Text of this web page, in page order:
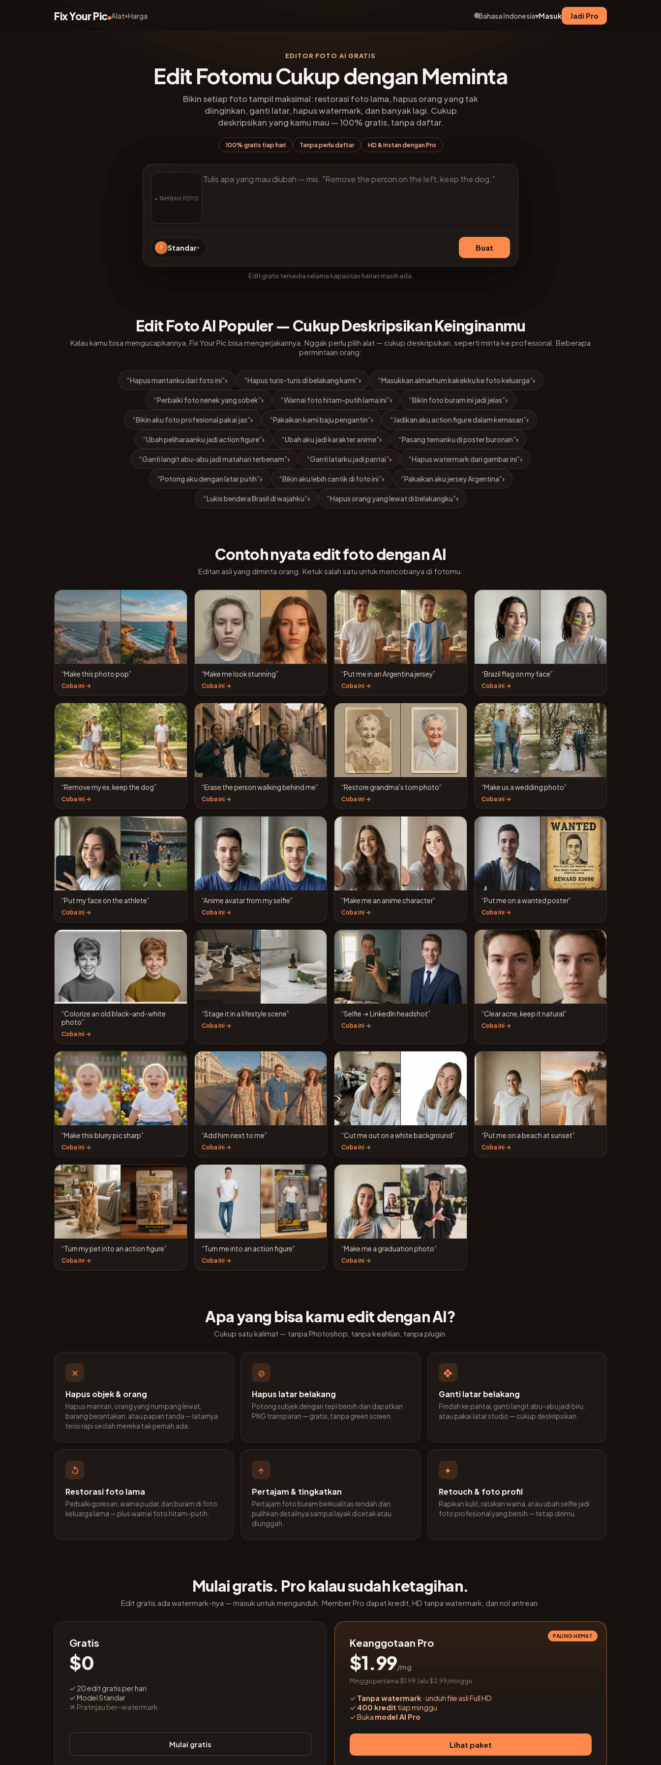
Fix Your Pic Alat▾Harga 🌐Bahasa Indonesia▾Masuk Jadi Pro
EDITOR FOTO AI GRATIS
Edit Fotomu Cukup dengan Meminta
Bikin setiap foto tampil maksimal: restorasi foto lama, hapus orang yang tak
diinginkan, ganti latar, hapus watermark, dan banyak lagi. Cukup
deskripsikan yang kamu mau — 100% gratis, tanpa daftar.
100% gratis tiap hari Tanpa perlu daftar HD & instan dengan Pro
+ TAMBAH FOTO
⚡ Standar▾ Buat
Edit gratis tersedia selama kapasitas harian masih ada.
Edit Foto AI Populer — Cukup Deskripsikan Keinginanmu
Kalau kamu bisa mengucapkannya, Fix Your Pic bisa mengerjakannya. Nggak perlu pilih alat — cukup deskripsikan, seperti minta ke profesional. Beberapa
permintaan orang:
“Hapus mantanku dari foto ini”› “Hapus turis-turis di belakang kami”› “Masukkan almarhum kakekku ke foto keluarga”›
“Perbaiki foto nenek yang sobek”› “Warnai foto hitam-putih lama ini”› “Bikin foto buram ini jadi jelas”›
“Bikin aku foto profesional pakai jas”› “Pakaikan kami baju pengantin”› “Jadikan aku action figure dalam kemasan”›
“Ubah peliharaanku jadi action figure”› “Ubah aku jadi karakter anime”› “Pasang temanku di poster buronan”›
“Ganti langit abu-abu jadi matahari terbenam”› “Ganti latarku jadi pantai”› “Hapus watermark dari gambar ini”›
“Potong aku dengan latar putih”› “Bikin aku lebih cantik di foto ini”› “Pakaikan aku jersey Argentina”›
“Lukis bendera Brasil di wajahku”› “Hapus orang yang lewat di belakangku”›
Contoh nyata edit foto dengan AI
Editan asli yang diminta orang. Ketuk salah satu untuk mencobanya di fotomu.
“Make this photo pop”
Coba ini →
“Make me look stunning”
Coba ini →
“Put me in an Argentina jersey”
Coba ini →
“Brazil flag on my face”
Coba ini →
“Remove my ex, keep the dog”
Coba ini →
“Erase the person walking behind me”
Coba ini →
“Restore grandma's torn photo”
Coba ini →
“Make us a wedding photo”
Coba ini →
“Put my face on the athlete”
Coba ini →
“Anime avatar from my selfie”
Coba ini →
“Make me an anime character”
Coba ini →
“Put me on a wanted poster”
Coba ini →
“Colorize an old black-and-white
photo”
Coba ini →
“Stage it in a lifestyle scene”
Coba ini →
“Selfie → LinkedIn headshot”
Coba ini →
“Clear acne, keep it natural”
Coba ini →
“Make this blurry pic sharp”
Coba ini →
“Add him next to me”
Coba ini →
“Cut me out on a white background”
Coba ini →
“Put me on a beach at sunset”
Coba ini →
“Turn my pet into an action figure”
Coba ini →
“Turn me into an action figure”
Coba ini →
“Make me a graduation photo”
Coba ini →
Apa yang bisa kamu edit dengan AI?
Cukup satu kalimat — tanpa Photoshop, tanpa keahlian, tanpa plugin.
✕
Hapus objek & orang
Hapus mantan, orang yang numpang lewat,
barang berantakan, atau papan tanda — latarnya
terisi rapi seolah mereka tak pernah ada.
⊘
Hapus latar belakang
Potong subjek dengan tepi bersih dan dapatkan
PNG transparan — gratis, tanpa green screen.
❖
Ganti latar belakang
Pindah ke pantai, ganti langit abu-abu jadi biru,
atau pakai latar studio — cukup deskripsikan.
↺
Restorasi foto lama
Perbaiki goresan, warna pudar, dan buram di foto
keluarga lama — plus warnai foto hitam-putih.
↑
Pertajam & tingkatkan
Pertajam foto buram berkualitas rendah dan
pulihkan detailnya sampai layak dicetak atau
diunggah.
✦
Retouch & foto profil
Rapikan kulit, ratakan warna, atau ubah selfie jadi
foto profesional yang bersih — tetap dirimu.
Mulai gratis. Pro kalau sudah ketagihan.
Edit gratis ada watermark-nya — masuk untuk mengunduh. Member Pro dapat kredit, HD tanpa watermark, dan nol antrean.
Gratis
$0
✓ 20 edit gratis per hari
✓ Model Standar
✕ Pratinjau ber-watermark
Mulai gratis
PALING HEMAT
Keanggotaan Pro
$1.99/mg
Minggu pertama $1.99, lalu $2.99/minggu
✓ Tanpa watermark · unduh file asli Full HD
✓ 400 kredit tiap minggu
✓Buka model AI Pro
Lihat paket